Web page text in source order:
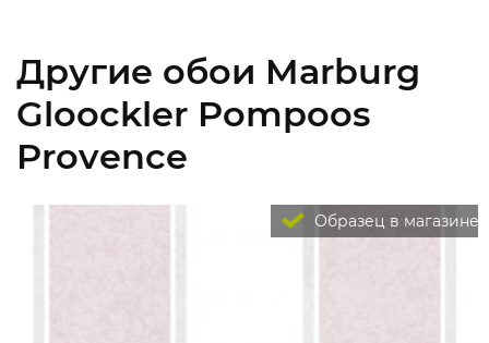
Другие обои Marburg
Gloockler Pompoos
Provence
Образец в магазине